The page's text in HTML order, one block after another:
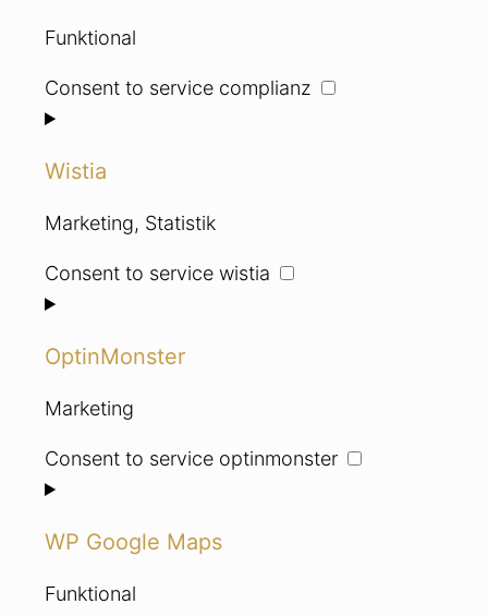
Funktional
Consent to service complianz
Wistia
Marketing, Statistik
Consent to service wistia
OptinMonster
Marketing
Consent to service optinmonster
WP Google Maps
Funktional